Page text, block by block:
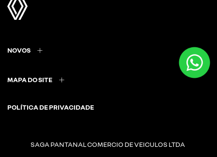
NOVOS
MAPA DO SITE
POLÍTICA DE PRIVACIDADE
SAGA PANTANAL COMERCIO DE VEICULOS LTDA